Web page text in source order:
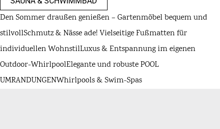
Den Sommer draußen genießen – Gartenmöbel bequem und
stilvollSchmutz & Nässe ade! Vielseitige Fußmatten für
individuellen WohnstilLuxus & Entspannung im eigenen
Outdoor-WhirlpoolElegante und robuste POOL
UMRANDUNGENWhirlpools & Swim-Spas